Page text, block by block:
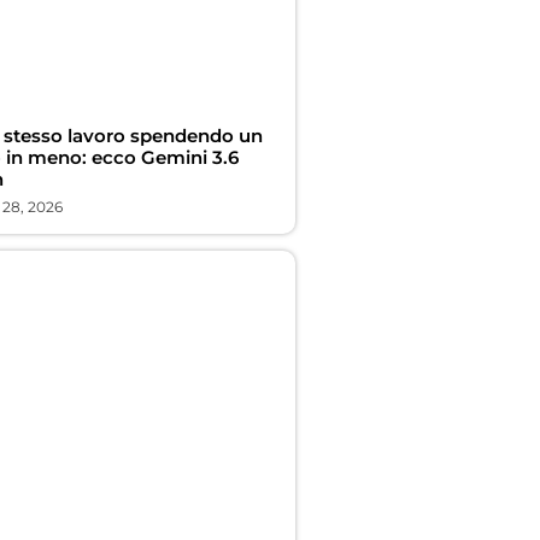
stesso lavoro spendendo un
in meno: ecco Gemini 3.6
2026